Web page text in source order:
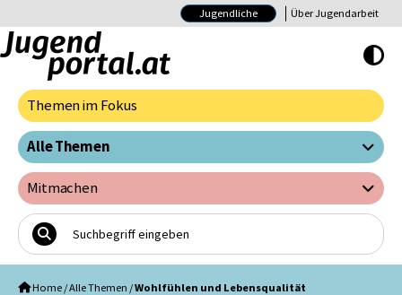
Jugendliche Über Jugendarbeit
Hoher Kontrast
Themen im Fokus
Alle Themen
Mitmachen
Home /Alle Themen /Wohlfühlen und Lebensqualität